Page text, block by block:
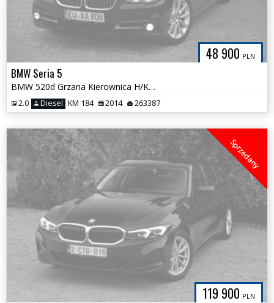
48 900 PLN
BMW Seria 5
BMW 520d Grzana Kierownica H/Kardon NOWY ROZRZĄD Serwis ASO Bezwypadek
2.0 Diesel KM 184 2014 263387
119 900 PLN
Sprzedany